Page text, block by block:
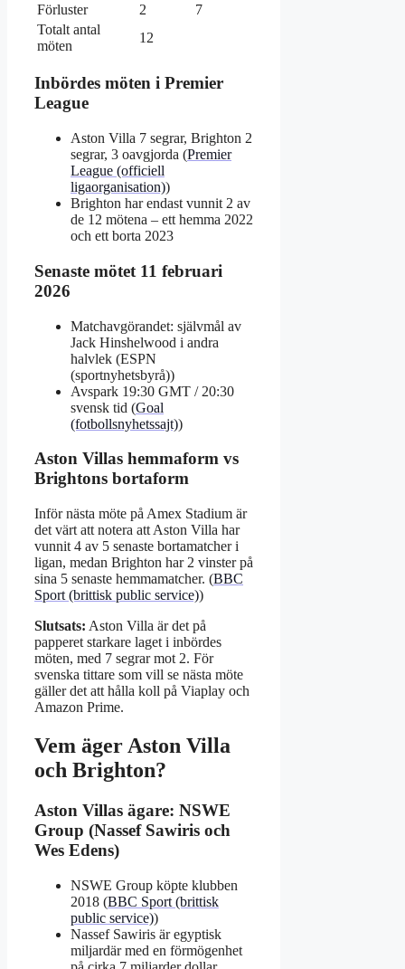
Förluster
2
7
Totalt antal
möten
12
Inbördes möten i Premier
League
Aston Villa 7 segrar, Brighton 2
segrar, 3 oavgjorda (Premier
League (officiell
ligaorganisation))
Brighton har endast vunnit 2 av
de 12 mötena – ett hemma 2022
och ett borta 2023
Senaste mötet 11 februari
2026
Matchavgörandet: självmål av
Jack Hinshelwood i andra
halvlek (ESPN
(sportnyhetsbyrå))
Avspark 19:30 GMT / 20:30
svensk tid (Goal
(fotbollsnyhetssajt))
Aston Villas hemmaform vs
Brightons bortaform
Inför nästa möte på Amex Stadium är
det värt att notera att Aston Villa har
vunnit 4 av 5 senaste bortamatcher i
ligan, medan Brighton har 2 vinster på
sina 5 senaste hemmamatcher. (BBC
Sport (brittisk public service))
Slutsats: Aston Villa är det på
papperet starkare laget i inbördes
möten, med 7 segrar mot 2. För
svenska tittare som vill se nästa möte
gäller det att hålla koll på Viaplay och
Amazon Prime.
Vem äger Aston Villa
och Brighton?
Aston Villas ägare: NSWE
Group (Nassef Sawiris och
Wes Edens)
NSWE Group köpte klubben
2018 (BBC Sport (brittisk
public service))
Nassef Sawiris är egyptisk
miljardär med en förmögenhet